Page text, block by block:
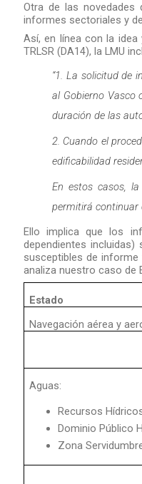
Otra de las novedades
informes sectoriales y
Así, en línea con la
TRLSR (DA14), la LMU
“1. La solicitud de
al Gobierno Vasco
duración de las
2. Cuando el
edificabilidad
En estos casos,
permitirá continuar
Ello implica que los
dependientes
susceptibles de
analiza nuestro caso de
Estado
Navegación aérea y
Aguas:
Recursos
Dominio Público
Zona